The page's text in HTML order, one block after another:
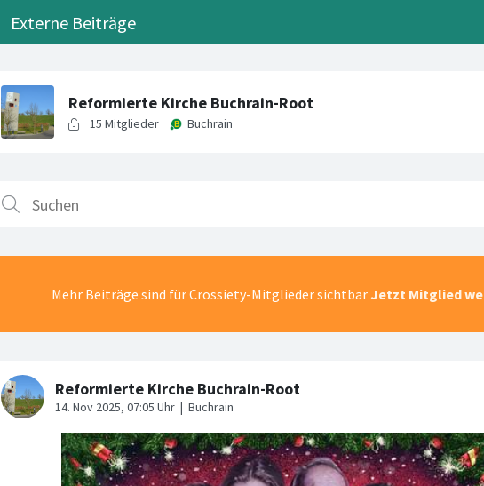
Externe Beiträge
Mehr Beiträge sind für Crossiety-Mitglieder sichtbar Jetzt Mitglied